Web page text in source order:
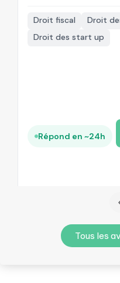
Droit fiscal
Droit
Droit des start up
Répond en ~24h
Tous les